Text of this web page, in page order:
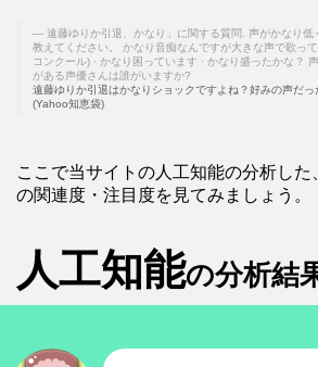
遠藤ゆりか引退、かなり」に関する質問. 声がかなり低
教えてください。 かなり音痴なんですが大きな声で歌っ
コンクール) · かなり困っています · かなり盛ったかな？
がある声優さんは誰がいますか?
遠藤ゆりか引退はかなりショックですよね？好みの声だ
(Yahoo知恵袋)
ここで当サイトの人工知能の分析し
の関連度・注目度を見てみましょう。
人工知能の分析結